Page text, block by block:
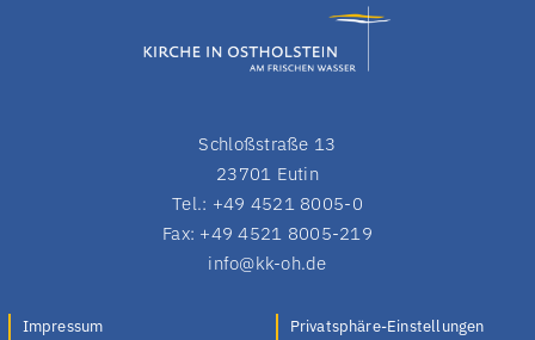
Schloßstraße 13
23701 Eutin
Tel.: +49 4521 8005-0
Fax: +49 4521 8005-219
info@kk-oh.de
Impressum
Privatsphäre-Einstellungen